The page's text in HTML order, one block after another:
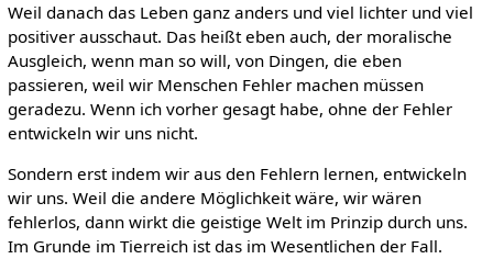
Weil danach das Leben ganz anders und viel lichter und viel
positiver ausschaut. Das heißt eben auch, der moralische
Ausgleich, wenn man so will, von Dingen, die eben
passieren, weil wir Menschen Fehler machen müssen
geradezu. Wenn ich vorher gesagt habe, ohne der Fehler
entwickeln wir uns nicht.
Sondern erst indem wir aus den Fehlern lernen, entwickeln
wir uns. Weil die andere Möglichkeit wäre, wir wären
fehlerlos, dann wirkt die geistige Welt im Prinzip durch uns.
Im Grunde im Tierreich ist das im Wesentlichen der Fall.